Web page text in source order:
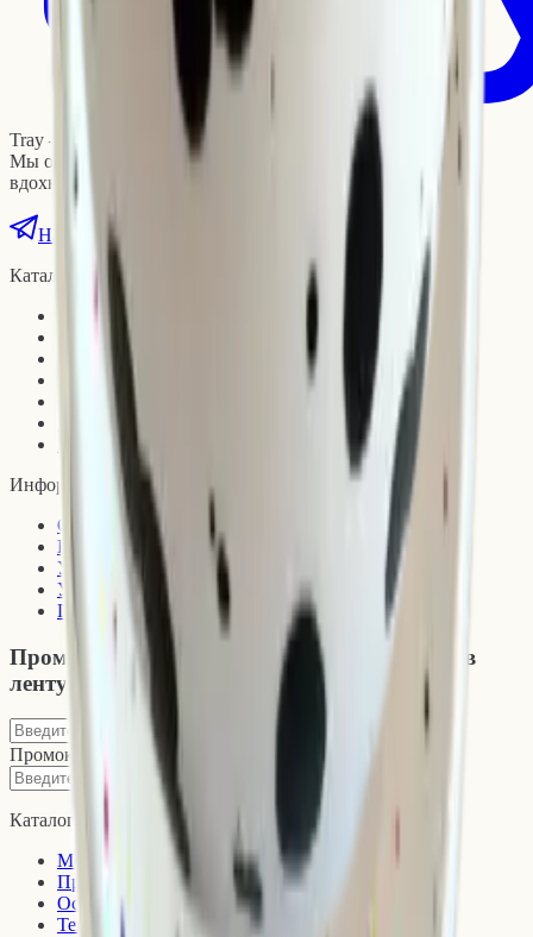
Tray — мультибрендовый интернет-магазин.
Мы объединяем предметы, которые делают быт уютнее и
вдохновляют на новые идеи.
Написать нам
Каталог
Мебель
Предметы интерьера
Освещение
Текстиль для дома
Организация и хранение
Посуда
Sample Room
Информация
О нас
Контакты
Условия доставки
Условия возврата
Правовая информация
Промокоды, новинки и то, что не попадает в
ленту
Подписаться
Промокоды, новинки и то, что не попадает в ленту
Подписаться
Каталог
Мебель
Предметы интерьера
Освещение
Текстиль для дома